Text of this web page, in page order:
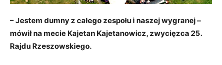
– Jestem dumny z całego zespołu i naszej wygranej –
mówił na mecie Kajetan Kajetanowicz, zwycięzca 25.
Rajdu Rzeszowskiego.